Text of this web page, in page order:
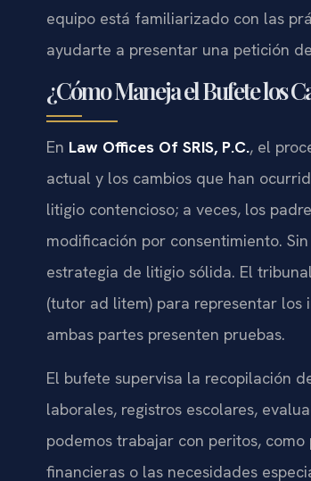
equipo está familiarizado con las
ayudarte a presentar una petición
¿Cómo Maneja el Bufete los
En Law Offices Of SRIS, P.C., el
actual y los cambios que han
litigio contencioso; a veces, los
modificación por consentimiento.
estrategia de litigio sólida. El
(tutor ad litem) para representar los
ambas partes presenten pruebas.
El bufete supervisa la recopilación
laborales, registros escolares,
podemos trabajar con peritos,
financieras o las necesidades